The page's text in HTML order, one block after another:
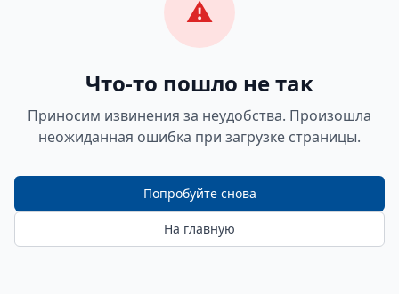
⚠️
Что-то пошло не так
Приносим извинения за неудобства. Произошла
неожиданная ошибка при загрузке страницы.
Попробуйте снова
На главную